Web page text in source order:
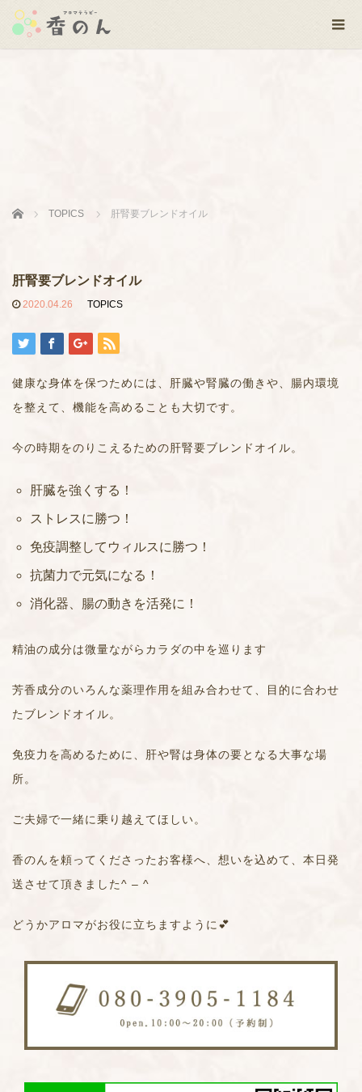
Home TOPICS 肝腎要ブレンドオイル
肝腎要ブレンドオイル
2020.04.26 TOPICS
健康な身体を保つためには、肝臓や腎臓の働きや、腸内環境
を整えて、機能を高めることも大切です。
今の時期をのりこえるための肝腎要ブレンドオイル。
肝臓を強くする！
ストレスに勝つ！
免疫調整してウィルスに勝つ！
抗菌力で元気になる！
消化器、腸の動きを活発に！
精油の成分は微量ながらカラダの中を巡ります
芳香成分のいろんな薬理作用を組み合わせて、目的に合わせ
たブレンドオイル。
免疫力を高めるために、肝や腎は身体の要となる大事な場
所。
ご夫婦で一緒に乗り越えてほしい。
香のんを頼ってくださったお客様へ、想いを込めて、本日発
送させて頂きました^ – ^
どうかアロマがお役に立ちますように💕